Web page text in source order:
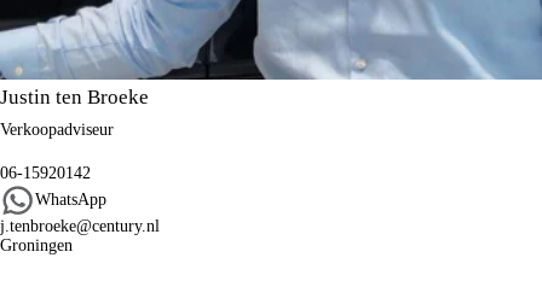
Justin ten Broeke
Verkoopadviseur
06-15920142
WhatsApp
j.tenbroeke@century.nl
Groningen